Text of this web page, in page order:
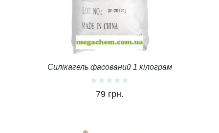
Силікагель фасований 1 кілограм
79 грн.